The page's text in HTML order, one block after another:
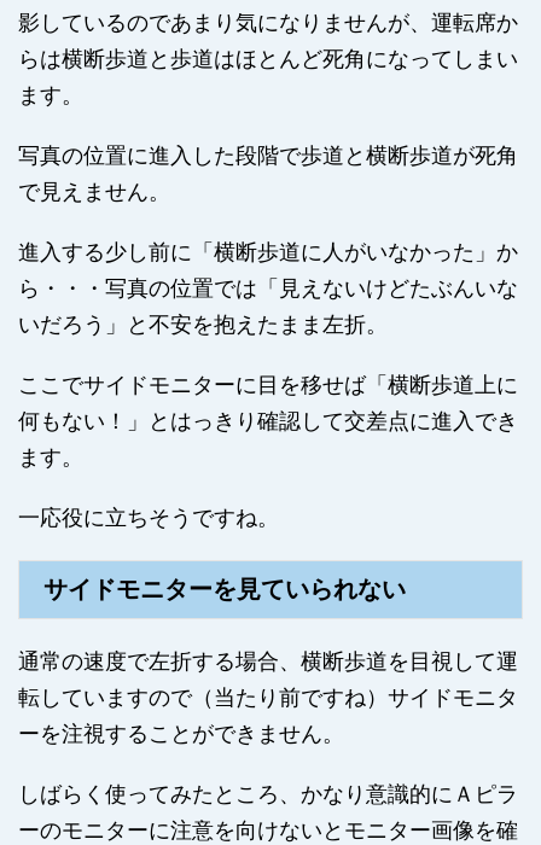
影しているのであまり気になりませんが、運転席か
らは横断歩道と歩道はほとんど死角になってしまい
ます。
写真の位置に進入した段階で歩道と横断歩道が死角
で見えません。
進入する少し前に「横断歩道に人がいなかった」か
ら・・・写真の位置では「見えないけどたぶんいな
いだろう」と不安を抱えたまま左折。
ここでサイドモニターに目を移せば「横断歩道上に
何もない！」とはっきり確認して交差点に進入でき
ます。
一応役に立ちそうですね。
サイドモニターを見ていられない
通常の速度で左折する場合、横断歩道を目視して運
転していますので（当たり前ですね）サイドモニタ
ーを注視することができません。
しばらく使ってみたところ、かなり意識的にＡピラ
ーのモニターに注意を向けないとモニター画像を確